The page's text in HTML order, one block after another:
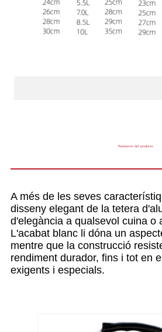
Paràmetre del producte
A més de les seves
disseny elegant de la tetera
d'elegància a qualsevol cuina o
L'acabat blanc li dóna un
mentre que la construcció
rendiment durador, fins i tot en
exigents i especials.